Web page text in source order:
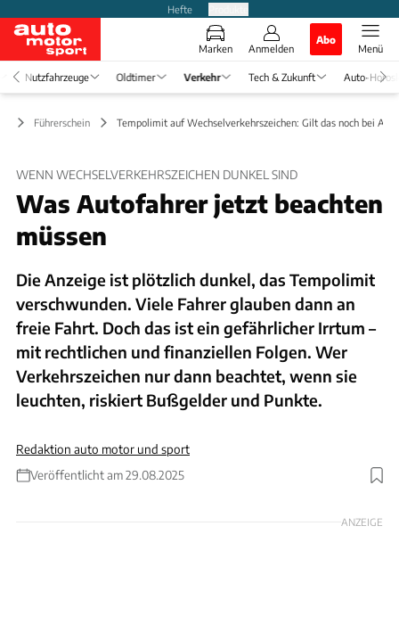
Hefte
Marken Anmelden
Abo
Menü
Nutzfahrzeuge Oldtimer Verkehr Tech & Zukunft Auto-
Führerschein Tempolimit auf Wechselverkehrszeichen: Gilt das noch bei
WENN WECHSELVERKEHRSZEICHEN DUNKEL SIND
Was Autofahrer jetzt beachten
müssen
Die Anzeige ist plötzlich dunkel, das Tempolimit
verschwunden. Viele Fahrer glauben dann an
freie Fahrt. Doch das ist ein gefährlicher Irrtum –
mit rechtlichen und finanziellen Folgen. Wer
Verkehrszeichen nur dann beachtet, wenn sie
leuchten, riskiert Bußgelder und Punkte.
Redaktion auto motor und sport
Veröffentlicht am 29.08.2025
Foto: ollo via Getty Images
ANZEIGE